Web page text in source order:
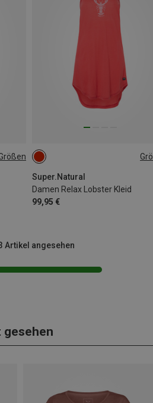
Super.Natural
Damen Relax Lobster Kleid
99,95 €
XS
Artikel angesehen
gesehen